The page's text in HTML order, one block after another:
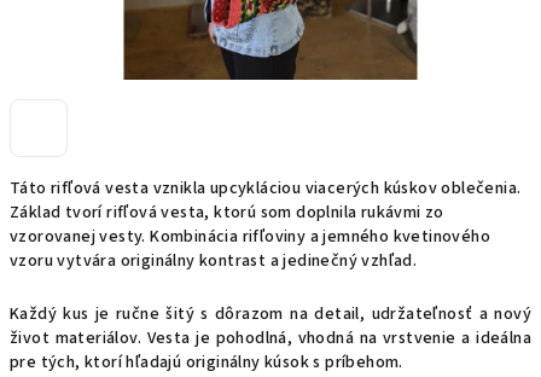
Táto rifľová vesta vznikla upcykláciou viacerých kúskov oblečenia.
Základ tvorí rifľová vesta, ktorú som doplnila rukávmi zo
vzorovanej vesty. Kombinácia rifľoviny a jemného kvetinového
vzoru vytvára originálny kontrast a jedinečný vzhľad.
Každý kus je ručne šitý s dôrazom na detail, udržateľnosť a nový
život materiálov. Vesta je pohodlná, vhodná na vrstvenie a ideálna
pre tých, ktorí hľadajú originálny kúsok s príbehom.